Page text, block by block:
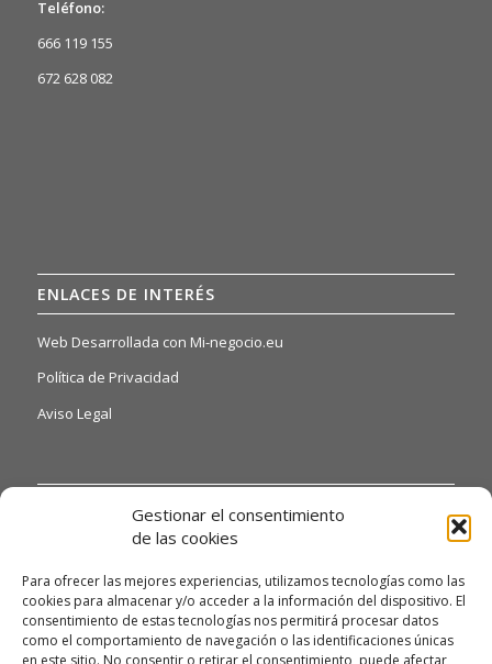
Gestionar el consentimiento
de las cookies
Para ofrecer las mejores experiencias, utilizamos tecnologías como las
cookies para almacenar y/o acceder a la información del dispositivo. El
consentimiento de estas tecnologías nos permitirá procesar datos
como el comportamiento de navegación o las identificaciones únicas
en este sitio. No consentir o retirar el consentimiento, puede afectar
Teléfono:
666 119 155
672 628 082
ENLACES DE INTERÉS
Web Desarrollada con Mi-negocio.eu
Política de Privacidad
Aviso Legal
reclamaciones, solo tiene que ponerse en contacto con
nosotros a través del siguiente email:
alexandrodendariarena41@gmail.com y te daremos
información detallada.